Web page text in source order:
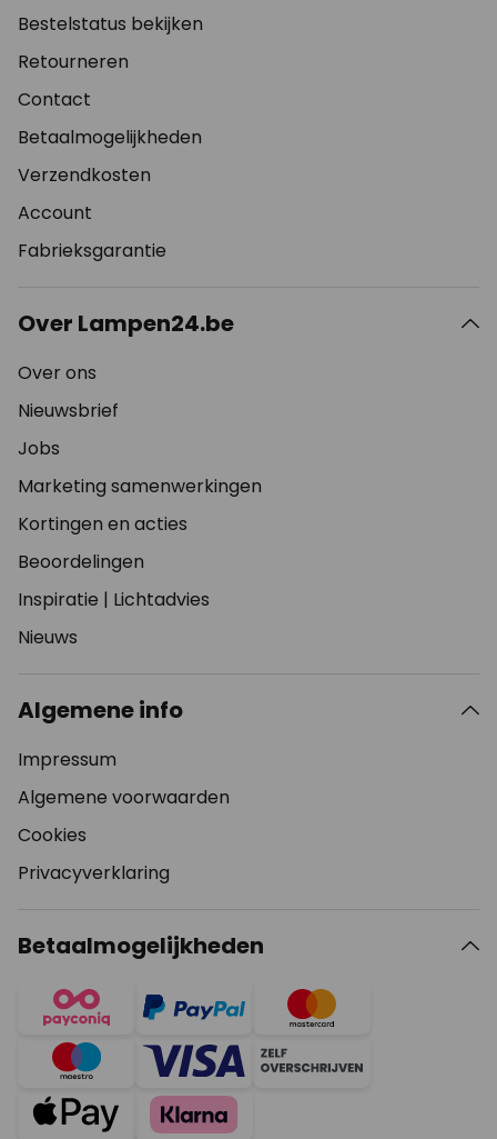
Bestelstatus bekijken
Retourneren
Contact
Betaalmogelijkheden
Verzendkosten
Account
Fabrieksgarantie
Over Lampen24.be
Over ons
Nieuwsbrief
Jobs
Marketing samenwerkingen
Kortingen en acties
Beoordelingen
Inspiratie | Lichtadvies
Nieuws
Algemene info
Impressum
Algemene voorwaarden
Cookies
Privacyverklaring
Betaalmogelijkheden